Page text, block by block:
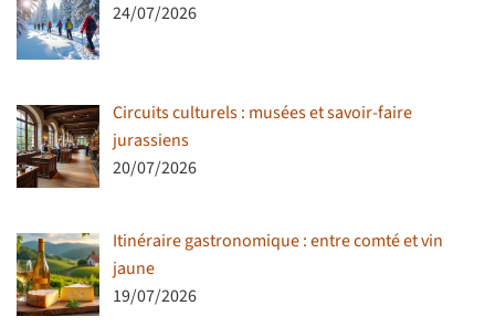
24/07/2026
Circuits culturels : musées et savoir-faire
jurassiens
20/07/2026
Itinéraire gastronomique : entre comté et vin
jaune
19/07/2026